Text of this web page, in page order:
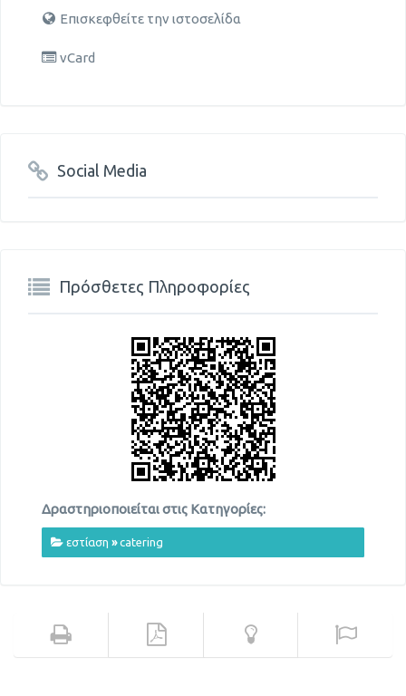
Επισκεφθείτε την ιστοσελίδα
vCard
Social Media
Πρόσθετες Πληροφορίες
Δραστηριοποιείται στις Κατηγορίες:
εστίαση »catering